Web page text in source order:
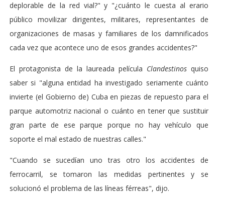
deplorable de la red vial?" y "¿cuánto le cuesta al erario
público movilizar dirigentes, militares, representantes de
organizaciones de masas y familiares de los damnificados
cada vez que acontece uno de esos grandes accidentes?"
El protagonista de la laureada película Clandestinos quiso
saber si "alguna entidad ha investigado seriamente cuánto
invierte (el Gobierno de) Cuba en piezas de repuesto para el
parque automotriz nacional o cuánto en tener que sustituir
gran parte de ese parque porque no hay vehículo que
soporte el mal estado de nuestras calles."
"Cuando se sucedían uno tras otro los accidentes de
ferrocarril, se tomaron las medidas pertinentes y se
solucionó el problema de las líneas férreas", dijo.